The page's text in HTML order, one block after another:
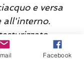
e versa
all'interno.
del pene
dildo per
Facebook